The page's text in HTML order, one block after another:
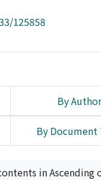
125858
By Author
By Document
in Ascending